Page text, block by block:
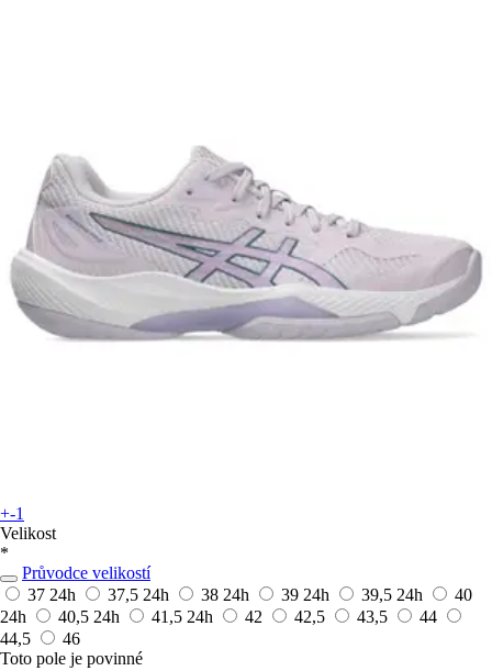
+-1
Velikost
*
Průvodce velikostí
37 24h 37,5 24h 38 24h 39 24h 39,5 24h
40
24h
40,5 24h 41,5 24h 42 42,5 43,5
44
44,5
46
Toto pole je povinné